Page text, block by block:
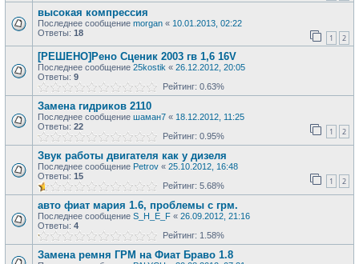
высокая компрессия
Последнее сообщение morgan « 10.01.2013, 02:22
Ответы: 18 1 2
[РЕШЕНО]Рено Сценик 2003 гв 1,6 16V
Последнее сообщение 25kostik « 26.12.2012, 20:05
Ответы: 9
Рейтинг: 0.63%
Замена гидриков 2110
Последнее сообщение шаман7 « 18.12.2012, 11:25
Ответы: 22 1 2
Рейтинг: 0.95%
Звук работы двигателя как у дизеля
Последнее сообщение Petrov « 25.10.2012, 16:48
Ответы: 15 1 2
Рейтинг: 5.68%
авто фиат мария 1.6, проблемы с грм.
Последнее сообщение S_H_E_F « 26.09.2012, 21:16
Ответы: 4
Рейтинг: 1.58%
Замена ремня ГРМ на Фиат Браво 1.8